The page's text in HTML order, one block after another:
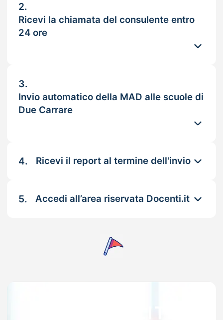
2.
Ricevi la chiamata del consulente entro
24 ore
3.
Invio automatico della MAD alle scuole di
Due Carrare
4. Ricevi il report al termine dell'invio
5. Accedi all’area riservata Docenti.it